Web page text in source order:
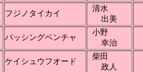
フジノタイカイ
清水
出美
パッシングベンチャ
小野
幸治
ケイシュウフオード
柴田
政人